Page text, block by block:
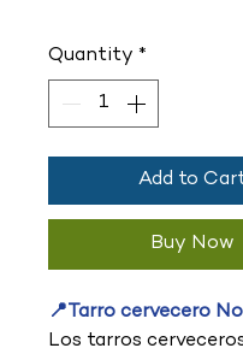
Quantity *
Add to
Buy Now
📍Tarro cervecero
Los tarros